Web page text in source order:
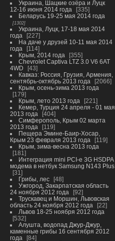
Украина, Шацкие озёра и Луцк
12-16 июня 2014 года
335
Беларусь 19-25 мая 2014 года
1302
Украина, Луцк, 17-18 мая 2014
года
227
На даче у друзей 10-11 мая 2014
года
114
Крым, 2014 года
355
Chevrolet Captiva LTZ 3.0 V6 6AT
4WD
43
Кавказ: Россия, Грузия, Армения,
сентябрь-октябрь 2013 года
2066
Крым, осень-зима 2013 года
179
Крым, лето 2013 года
221
Кемер, Турция 24 апреля - 01 мая
2013 года
404
Симферополь, Крым 02 марта
2013 года
119
Пещера Эмине-Баир-Хосар,
Крым 23 февраля 2013 года
119
Крым, зима-весна 2013 года
181
Интеграция mini PCI-e 3G HSDPA
модема в нетбук Samsung N143 Plus
31
Грибы, лес
48
Ужгород, Закарпатская область
24 ноября 2012 года
92
Трускавец и Моршин, Львовская
область 24 ноября 2012 года
22
Львов 18-25 ноября 2012 года
532
Алушта, водопад Джур-Джур,
каменные грибы 16 сентября 2012
года
84